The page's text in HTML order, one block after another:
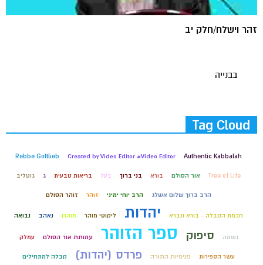
זהר וישלח/חלק יב
בבנייה
Tag Cloud
Authentic Kabbalah
Created by Video Editor #Video Editor
Rebbe Gottlieb
Tree of Life אור הסולם בורא בני ברוך בעל בריאות טבעית ג גוטליב
הרב ברוך שלום אשלג הרב יוחי ימיני זוהר זוהר הסולם
חכמת הקבלה - בורא ונברא יהדות ליקוטי מוהר מוהרן נאהב נבואה
נשמה סיפוק ספר הזוהר עמותת אור הסולם עמלק
עשר הספירות פנימיות התורה פרדס (יהדות) קבלה למתחילים